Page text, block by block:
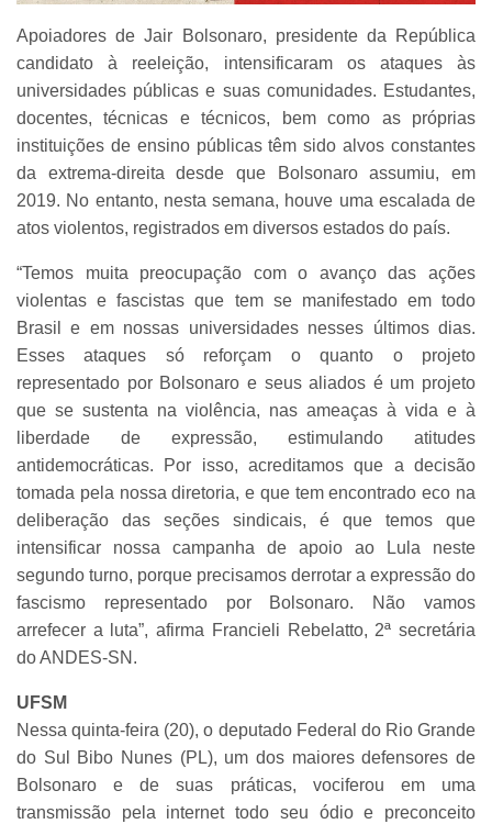
Apoiadores de Jair Bolsonaro, presidente da República
candidato à reeleição, intensificaram os ataques às
universidades públicas e suas comunidades. Estudantes,
docentes, técnicas e técnicos, bem como as próprias
instituições de ensino públicas têm sido alvos constantes
da extrema-direita desde que Bolsonaro assumiu, em
2019. No entanto, nesta semana, houve uma escalada de
atos violentos, registrados em diversos estados do país.
“Temos muita preocupação com o avanço das ações
violentas e fascistas que tem se manifestado em todo
Brasil e em nossas universidades nesses últimos dias.
Esses ataques só reforçam o quanto o projeto
representado por Bolsonaro e seus aliados é um projeto
que se sustenta na violência, nas ameaças à vida e à
liberdade de expressão, estimulando atitudes
antidemocráticas. Por isso, acreditamos que a decisão
tomada pela nossa diretoria, e que tem encontrado eco na
deliberação das seções sindicais, é que temos que
intensificar nossa campanha de apoio ao Lula neste
segundo turno, porque precisamos derrotar a expressão do
fascismo representado por Bolsonaro. Não vamos
arrefecer a luta”, afirma Francieli Rebelatto, 2ª secretária
do ANDES-SN.
UFSM
Nessa quinta-feira (20), o deputado Federal do Rio Grande
do Sul Bibo Nunes (PL), um dos maiores defensores de
Bolsonaro e de suas práticas, vociferou em uma
transmissão pela internet todo seu ódio e preconceito